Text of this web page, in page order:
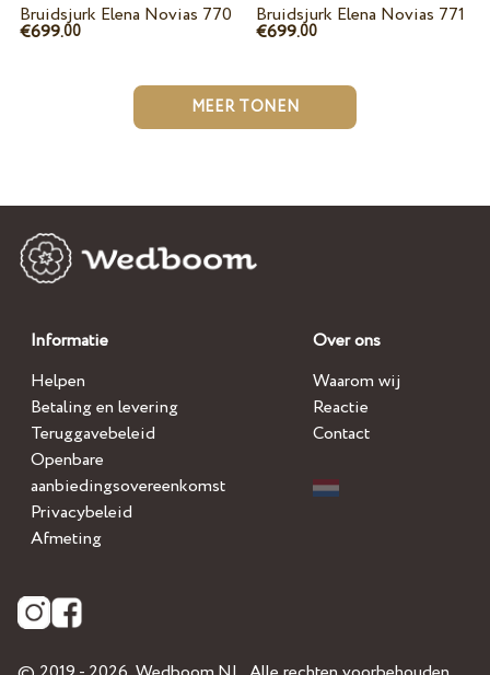
Bruidsjurk Elena Novias 770
€699.00
Bruidsjurk Elena Novias 771
€699.00
MEER TONEN
Informatie
Helpen
Betaling en levering
Teruggavebeleid
Openbare
aanbiedingsovereenkomst
Privacybeleid
Afmeting
Over ons
Waarom wij
Reactie
Contact